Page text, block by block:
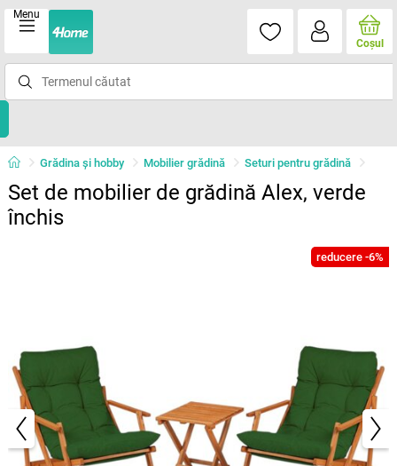
Menu
Coşul
Grădina şi hobby Mobilier grădină Seturi pentru grădină
Set de mobilier de grădină Alex, verde
închis
reducere -6%